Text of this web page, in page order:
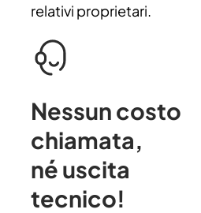
relativi proprietari.
Nessun costo
chiamata,
né uscita
tecnico!